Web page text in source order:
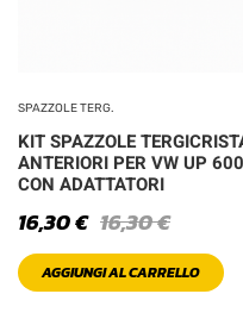
SPAZZOLE TERG.
KIT SPAZZOLE
ANTERIORI PER VW UP
CON ADATTATORI
16,30€
16,30€
AGGIUNGI AL CARRELLO